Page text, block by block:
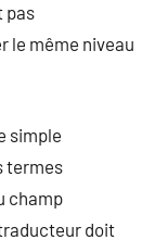
pas
le même niveau
simple
termes
champ
doit